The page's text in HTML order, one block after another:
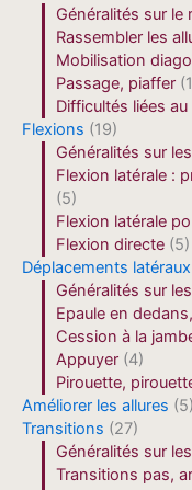
Généralités sur le
Rassembler les
Mobilisation
Passage, piaffer
Difficultés liées
Flexions (19)
Généralités sur
Flexion latérale :
(5)
Flexion latérale
Flexion directe (5)
Déplacements latéraux
Généralités sur
Epaule en
Cession à la
Appuyer (4)
Pirouette,
Améliorer les allures (5)
Transitions (27)
Généralités sur
Transitions pas,